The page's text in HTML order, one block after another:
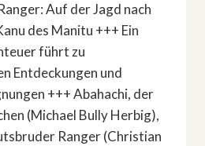
Auf der Jagd nach
des Manitu +++ Ein
führt zu
Entdeckungen und
+++ Abahachi, der
(Michael Bully Herbig),
Ranger (Christian